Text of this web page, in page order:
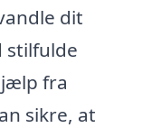
dit
stilfulde
fra
sikre, at